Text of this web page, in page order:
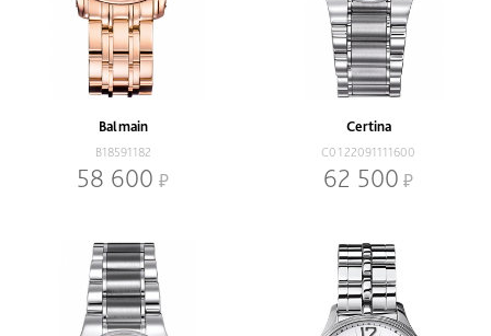
Balmain
B18591182
58 600
Certina
C0122091111600
62 500